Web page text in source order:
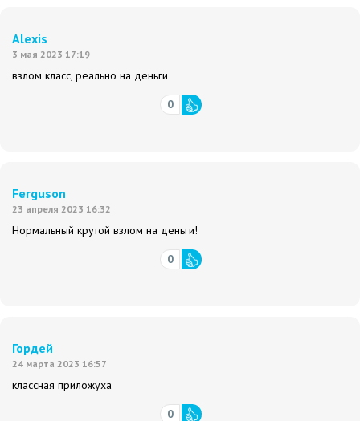
Alexis
3 мая 2023 17:19
взлом класс, реально на деньги
0
Ferguson
23 апреля 2023 16:32
Нормальный крутой взлом на деньги!
0
Гордей
24 марта 2023 16:57
классная приложуха
0